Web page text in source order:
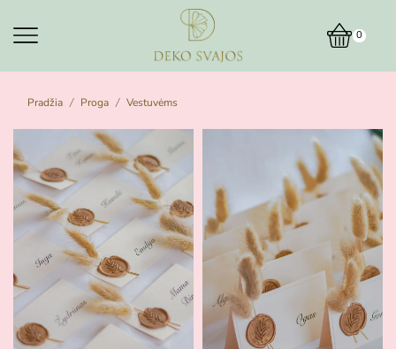
0
Pradžia / Proga / Vestuvėms